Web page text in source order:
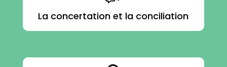
La concertation et la conciliation